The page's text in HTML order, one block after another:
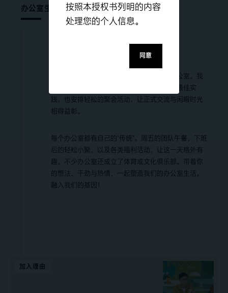
按照本授权书列明的内容
处理您的个人信息。
同意
办公室生活
我们的独特文化
每周五，结束项目现场工作的同事们重返办公室。我
们定期举行全员会议，探讨业务动态、交流最佳实
践，也安排轻松的聚会活动，让正式交流与闲暇时光
相得益彰。
每个办公室都有自己的"传统"。周五的团队午餐、下班
后的轻松小聚，以及各类福利活动，让这一天格外有
趣。不少办公室还成立了体育或文化俱乐部。带着你
的想法、干劲与热情，一起塑造我们的办公室生活。
融入我们的基因！
加入理由